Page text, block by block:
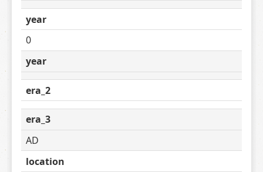
year
0
year
era_2
era_3
AD
location